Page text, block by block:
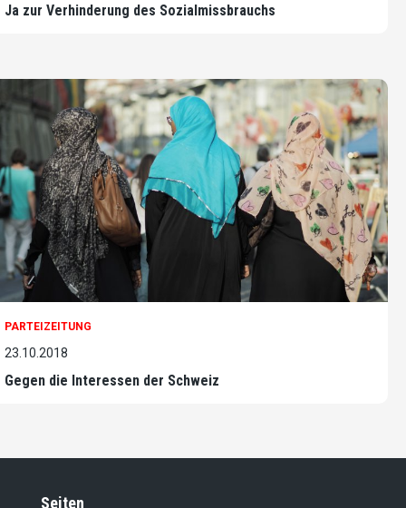
Ja zur Verhinderung des Sozialmissbrauchs
PARTEIZEITUNG
23.10.2018
Gegen die Interessen der Schweiz
Seiten